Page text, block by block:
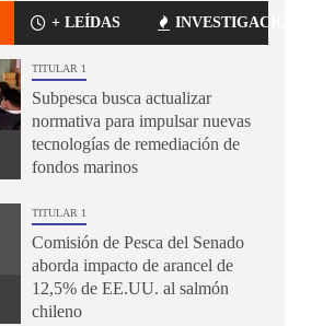
+ LEÍDAS INVESTIGACIÓN
TITULAR 1
Subpesca busca actualizar
normativa para impulsar nuevas
tecnologías de remediación de
fondos marinos
TITULAR 1
Comisión de Pesca del Senado
aborda impacto de arancel de
12,5% de EE.UU. al salmón
chileno